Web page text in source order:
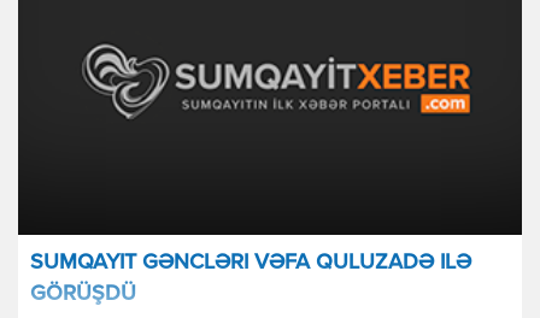
SUMQAYIT GƏNCLƏRI VƏFA QULUZADƏ ILƏ
GÖRÜŞDÜ